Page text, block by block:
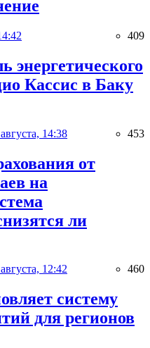
409
энергетического
Кассис в Баку
14:38 453
от
на
ли
12:42 460
систему
для регионов